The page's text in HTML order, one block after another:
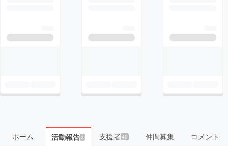
ホーム 活動報告3 支援者40 仲間募集 コメント